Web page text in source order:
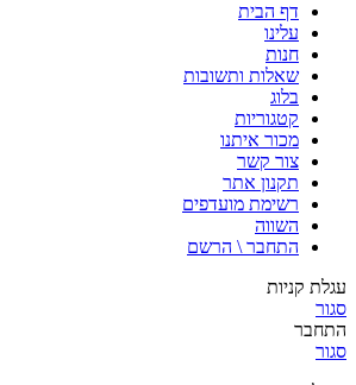
דף הבית
עלינו
חנות
שאלות ותשובות
בלוג
קטגוריות
מכור איתנו
צור קשר
תקנון אתר
רשימת מועדפים
השווה
התחבר \ הרשם
עגלת קניות
סגור
התחבר
סגור